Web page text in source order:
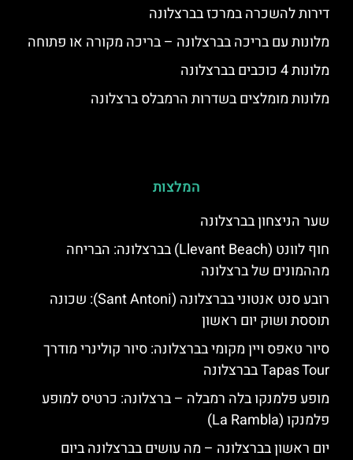
דירות להשכרה במרכז בברצלונה
מלונות עם בריכה בברצלונה – בריכה מקורה או פתוחה
מלונות 4 כוכבים בברצלונה
מלונות מומלצים בשדרות הרמבלס ברצלונה
המלצות
שער הניצחון בברצלונה
חוף לוונט (Llevant Beach) בברצלונה: הבריחה
מההמונים של ברצלונה
רובע סנט אנטוני בברצלונה (Sant Antoni): שכונה
תוססת ושוק יום ראשון
סיור טאפס ויין מקומי בברצלונה: סיור קולינרי מודרך
Tapas Tour בברצלונה
מופע פלמנקו בלה רמבלה – ברצלונה: כרטיס למופע
פלמנקו (La Rambla)
יום ראשון בברצלונה – מה עושים בברצלונה ביום